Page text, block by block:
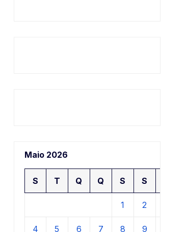
Maio 2026
S T Q Q S S
1 2
4 5 6 7 8 9